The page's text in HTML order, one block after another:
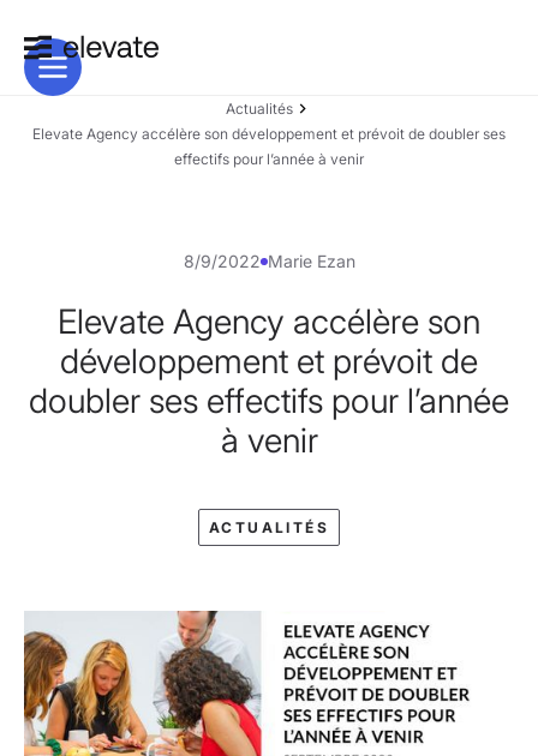
Actualités
Elevate Agency accélère son développement et prévoit de doubler ses
effectifs pour l’année à venir
8/9/2022 Marie Ezan
Elevate Agency accélère son
développement et prévoit de
doubler ses effectifs pour l’année
à venir
ACTUALITÉS